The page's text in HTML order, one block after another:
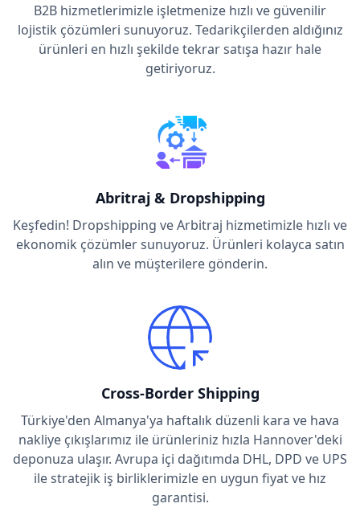
B2B hizmetlerimizle işletmenize hızlı ve güvenilir
lojistik çözümleri sunuyoruz. Tedarikçilerden aldığınız
ürünleri en hızlı şekilde tekrar satışa hazır hale
getiriyoruz.
Abritraj & Dropshipping
Keşfedin! Dropshipping ve Arbitraj hizmetimizle hızlı ve
ekonomik çözümler sunuyoruz. Ürünleri kolayca satın
alın ve müşterilere gönderin.
Cross-Border Shipping
Türkiye'den Almanya'ya haftalık düzenli kara ve hava
nakliye çıkışlarımız ile ürünleriniz hızla Hannover'deki
deponuza ulaşır. Avrupa içi dağıtımda DHL, DPD ve UPS
ile stratejik iş birliklerimizle en uygun fiyat ve hız
garantisi.